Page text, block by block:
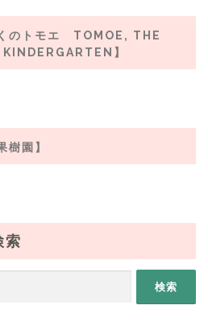
のトモエ TOMOE, THE
】
園】
索